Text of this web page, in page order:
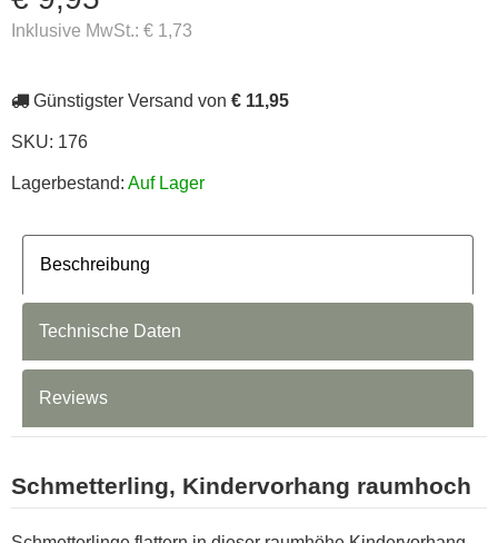
Inklusive MwSt.: € 1,73
Günstigster Versand von € 11,95
SKU: 176
Lagerbestand: Auf Lager
Beschreibung
Technische Daten
Reviews
Schmetterling, Kindervorhang raumhoch